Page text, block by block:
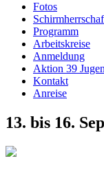
Fotos
Programm
Arbeitskreise
Anmeldung
Aktion 39
Kontakt
Anreise
13. bis 16.